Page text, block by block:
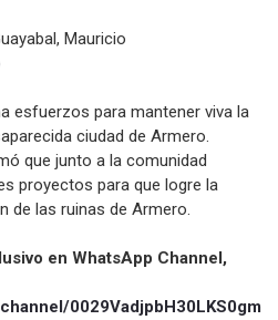
Mauricio
esfuerzos para mantener viva la
ciudad de Armero.
que junto a la comunidad
proyectos para que logre la
de las ruinas de Armero.
en WhatsApp Channel,
0029VadjpbH30LKS0gm